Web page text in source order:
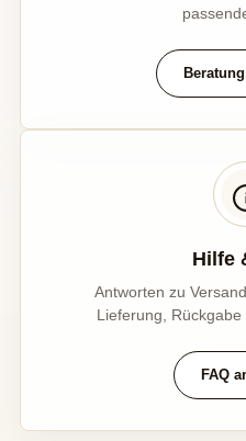
Hilfe
Antworten zu
Lieferung,
FAQ